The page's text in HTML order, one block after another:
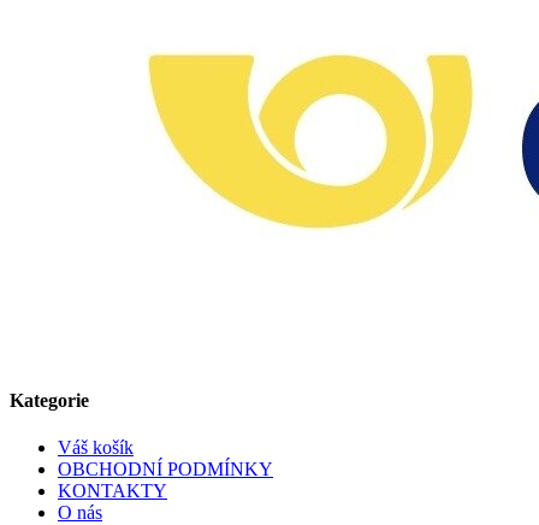
Kategorie
Váš košík
OBCHODNÍ PODMÍNKY
KONTAKTY
O nás